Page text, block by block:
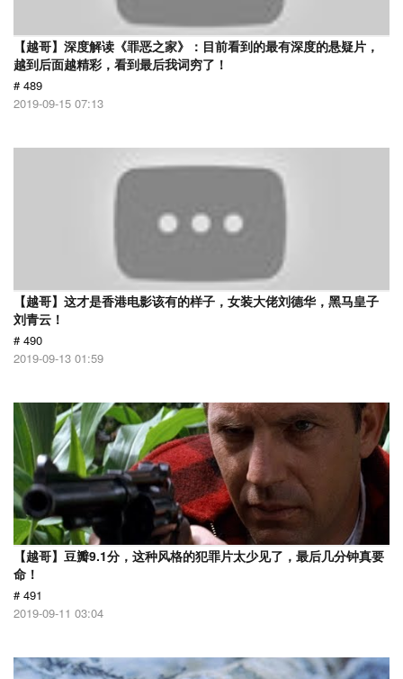
【越哥】深度解读《罪恶之家》：目前看到的最有深度的悬疑片，
越到后面越精彩，看到最后我词穷了！
# 489
2019-09-15 07:13
【越哥】这才是香港电影该有的样子，女装大佬刘德华，黑马皇子
刘青云！
# 490
2019-09-13 01:59
【越哥】豆瓣9.1分，这种风格的犯罪片太少见了，最后几分钟真要
命！
# 491
2019-09-11 03:04